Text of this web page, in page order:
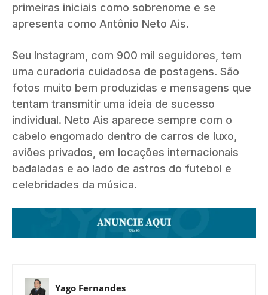
primeiras iniciais como sobrenome e se
apresenta como Antônio Neto Ais.
Seu Instagram, com 900 mil seguidores, tem
uma curadoria cuidadosa de postagens. São
fotos muito bem produzidas e mensagens que
tentam transmitir uma ideia de sucesso
individual. Neto Ais aparece sempre com o
cabelo engomado dentro de carros de luxo,
aviões privados, em locações internacionais
badaladas e ao lado de astros do futebol e
celebridades da música.
Yago Fernandes